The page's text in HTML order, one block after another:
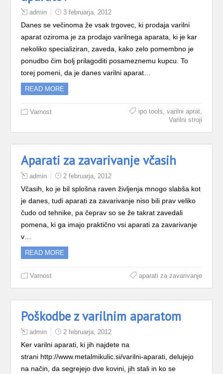
admin 3 februarja, 2012
Danes se večinoma že vsak trgovec, ki prodaja varilni
aparat oziroma je za prodajo varilnega aparata, ki je kar
nekoliko specializiran, zaveda, kako zelo pomembno je
ponudbo čim bolj prilagoditi posameznemu kupcu. To
torej pomeni, da je danes varilni aparat…
READ MORE
Varnost ipo tools varilni aprat,
Varilni stroji
Aparati za zavarivanje včasih
admin 2 februarja, 2012
Včasih, ko je bil splošna raven življenja mnogo slabša kot
je danes, tudi aparati za zavarivanje niso bili prav veliko
čudo od tehnike, pa čeprav so se že takrat zavedali
pomena, ki ga imajo praktično vsi aparati za zavarivanje
v…
READ MORE
Varnost aparati za zavarivanje
Poškodbe z varilnim aparatom
admin 2 februarja, 2012
Ker varilni aparati, ki jih najdete na
strani http://www.metalmikulic.si/varilni-aparati, delujejo
na način, da segrejejo dve kovini, jih stali in ko se